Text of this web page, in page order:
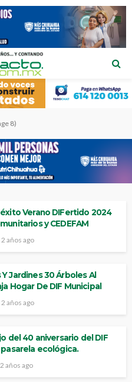
8)
Verano DIFertido 2024
y CEDEFAM
2 años ago
Jardines 30 Árboles Al
Hogar De DIF Municipal
2 años ago
del 40 aniversario del DIF
ecológica.
2 años ago